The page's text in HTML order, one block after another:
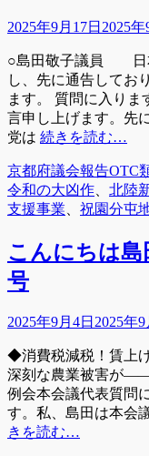
投
日
2025年9月17日 2025年
○島田敬子議員 日
し、先に通告してお
ます。 質問に入りま
言申し上げます。先
党は 続きを読む…
カ
テ
ゴ
ー
京都府議会報告タ
グ
OTC
令和の大凶作
北陸
支援事業
祝園分屯
こんにちは島
号
投
日
2025年9月4日 2025年9
◆消費税減税！賃上
深刻な農業被害が
例会本会議代表質問
す。私、島田は本会
きを読む…